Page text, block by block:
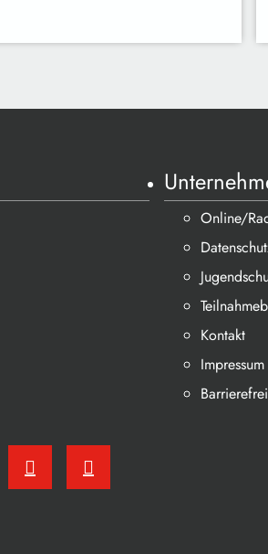
Online/
Kontakt
Impressum